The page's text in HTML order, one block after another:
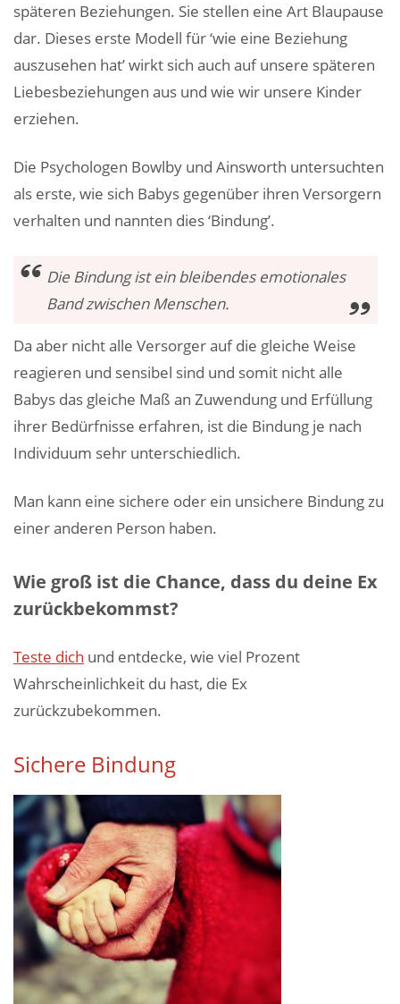
späteren Beziehungen. Sie stellen eine Art Blaupause
dar. Dieses erste Modell für ‘wie eine Beziehung
auszusehen hat’ wirkt sich auch auf unsere späteren
Liebesbeziehungen aus und wie wir unsere Kinder
erziehen.
Die Psychologen Bowlby und Ainsworth untersuchten
als erste, wie sich Babys gegenüber ihren Versorgern
verhalten und nannten dies ‘Bindung’.
Die Bindung ist ein bleibendes emotionales
Band zwischen Menschen.
Da aber nicht alle Versorger auf die gleiche Weise
reagieren und sensibel sind und somit nicht alle
Babys das gleiche Maß an Zuwendung und Erfüllung
ihrer Bedürfnisse erfahren, ist die Bindung je nach
Individuum sehr unterschiedlich.
Man kann eine sichere oder ein unsichere Bindung zu
einer anderen Person haben.
Wie groß ist die Chance, dass du deine Ex
zurückbekommst?
Teste dich und entdecke, wie viel Prozent
Wahrscheinlichkeit du hast, die Ex
zurückzubekommen.
Sichere Bindung